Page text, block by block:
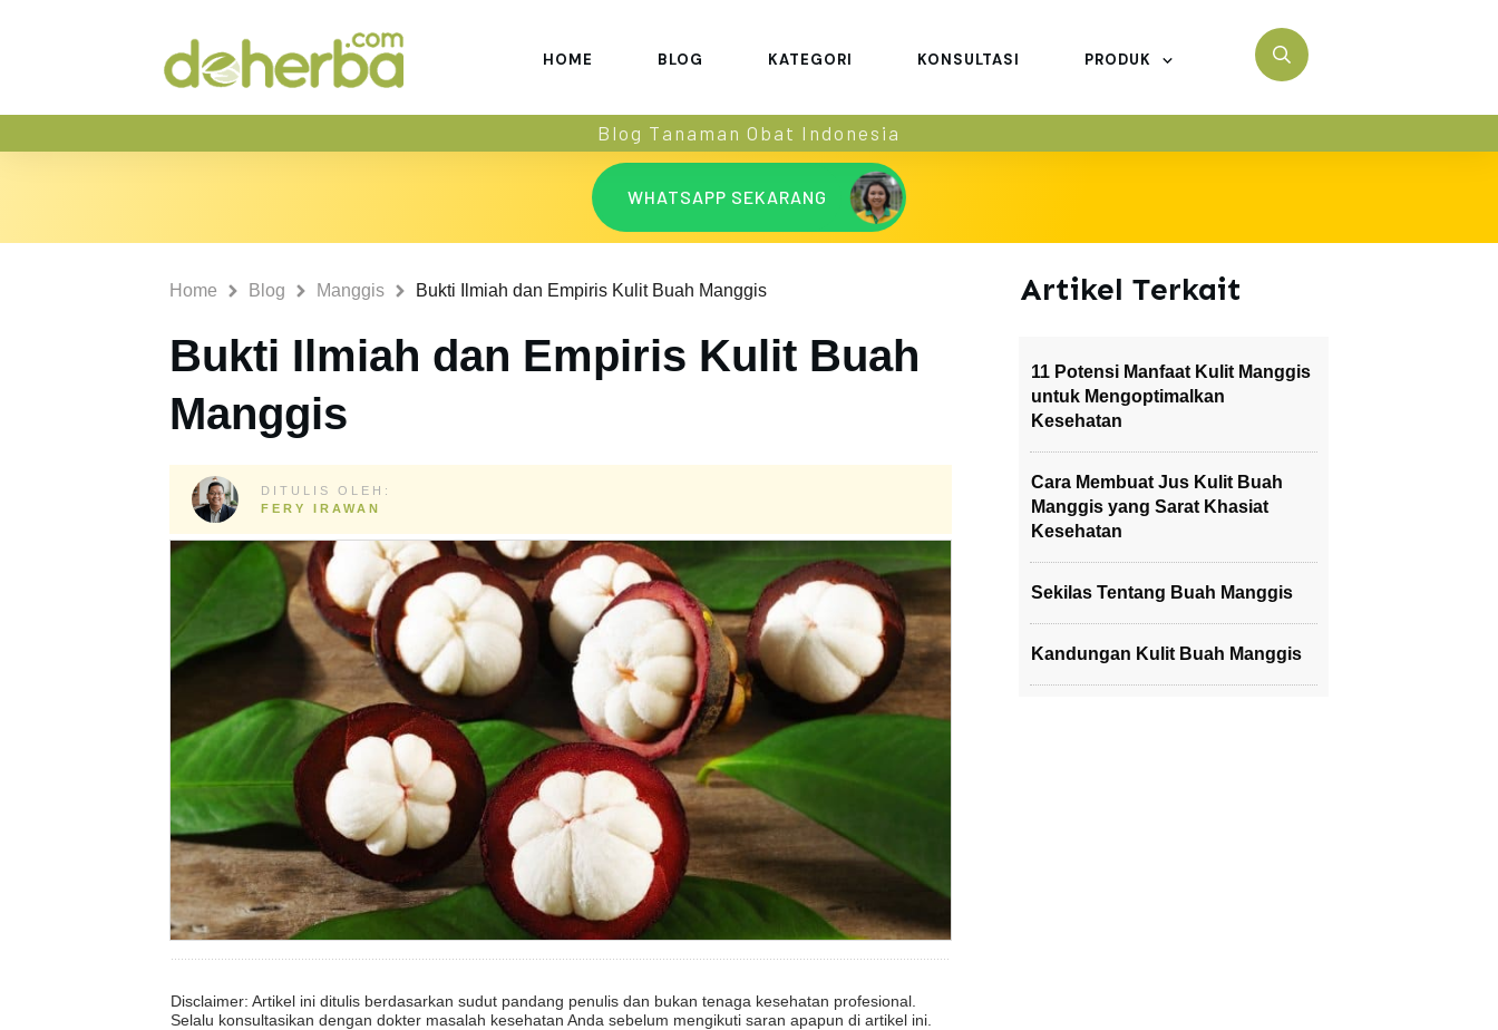
HOME BLOG KATEGORI KONSULTASI PRODUK
Blog Tanaman Obat Indonesia
WHATSAPP SEKARANG
Home Blog Manggis Bukti Ilmiah dan Empiris Kulit Buah Manggis
Bukti Ilmiah dan Empiris Kulit Buah
Manggis
DITULIS OLEH:
FERY IRAWAN
Disclaimer: Artikel ini ditulis berdasarkan sudut pandang penulis dan bukan tenaga kesehatan profesional.
Selalu konsultasikan dengan dokter masalah kesehatan Anda sebelum mengikuti saran apapun di artikel ini.
Artikel Terkait
11 Potensi Manfaat Kulit Manggis
untuk Mengoptimalkan
Kesehatan
Cara Membuat Jus Kulit Buah
Manggis yang Sarat Khasiat
Kesehatan
Sekilas Tentang Buah Manggis
Kandungan Kulit Buah Manggis